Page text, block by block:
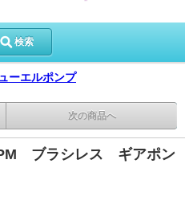
検索
ーエルポンプ
次の商品へ
ブラシレス ギアポン